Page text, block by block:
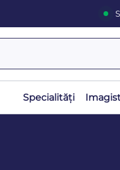
Specialități